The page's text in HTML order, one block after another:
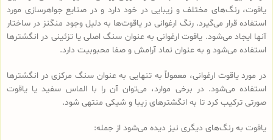
یاقوت، رنگ‌های مختلف و زیبایی در خود دارد و در صنایع جواهرسازی مورد
استفاده قرار می‌گیرد. رنگ ارغوانی در یاقوت‌ها به دلیل وجود منگنز در ساختار
آنها ایجاد می‌شود. یاقوت ارغوانی به عنوان سنگ اصلی یا تزئینی در انگشترها
استفاده می‌شود و به عنوان نماد آرامش و صفا محبوبیت دارد.
در مورد یاقوت ارغوانی، معمولاً به تنهایی به عنوان سنگ مرکزی در انگشترها
استفاده می‌شود. در برخی موارد، می‌توان آن را با الماس سفید یا یاقوت
صورتی ترکیب کرد تا به انگشترهای زیبا و شیکی منتهی شود.
یاقوت به رنگ‌های دیگری نیز دیده می‌شود از جمله: